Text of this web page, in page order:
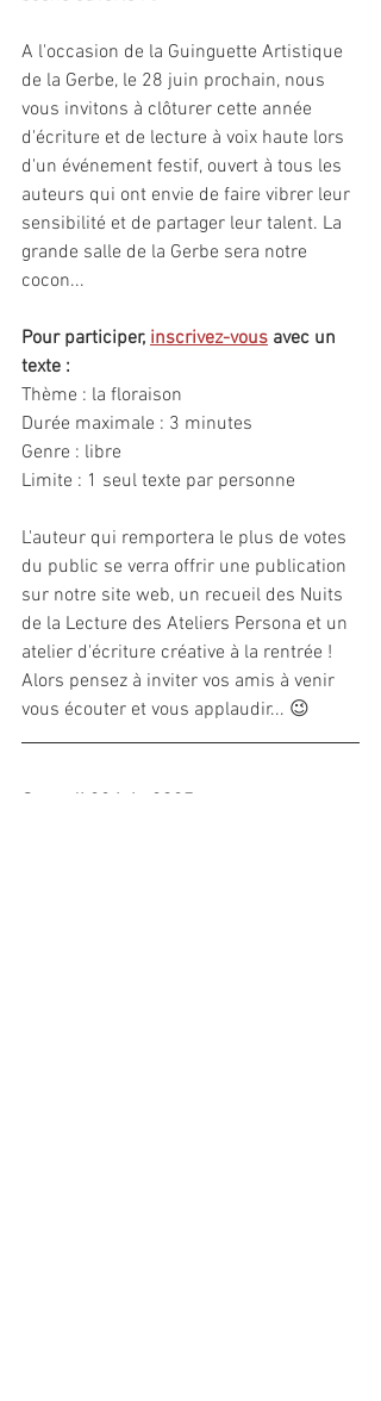
A l'occasion de la Guinguette Artistique
de la Gerbe, le 28 juin prochain, nous
vous invitons à clôturer cette année
d'écriture et de lecture à voix haute lors
d'un événement festif, ouvert à tous les
auteurs qui ont envie de faire vibrer leur
sensibilité et de partager leur talent. La
grande salle de la Gerbe sera notre
cocon...
Pour participer, inscrivez-vous avec un
texte :
Thème : la floraison
Durée maximale : 3 minutes
Genre : libre
Limite : 1 seul texte par personne
L'auteur qui remportera le plus de votes
du public se verra offrir une publication
sur notre site web, un recueil des Nuits
de la Lecture des Ateliers Persona et un
atelier d'écriture créative à la rentrée !
Alors pensez à inviter vos amis à venir
vous écouter et vous applaudir... 😉